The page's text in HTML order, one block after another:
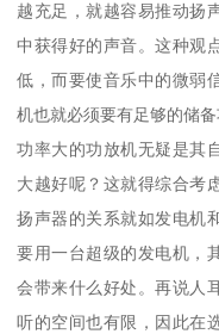
越充足，就越容易推动扬
中获得好的声音。这种观
低，而要使音乐中的微弱
机也就必须要有足够的储备
功率大的功放机无疑是其
大越好呢？这就得综合考
扬声器的关系就如发电机
要用一台超级的发电机，
会带来什么好处。再说人
听的空间也有限，因此在